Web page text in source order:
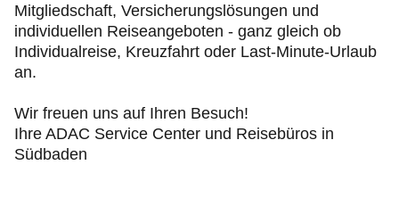
Mitgliedervorteile
Karriere
Mitgliedschaft, Versicherungslösungen und
individuellen Reiseangeboten - ganz gleich ob
Individualreise, Kreuzfahrt oder Last-Minute-Urlaub
an.
Wir freuen uns auf Ihren Besuch!
Ihre ADAC Service Center und Reisebüros in
Südbaden